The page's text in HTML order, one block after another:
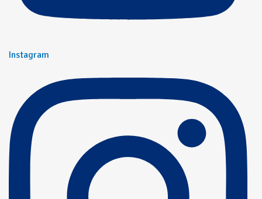
Instagram